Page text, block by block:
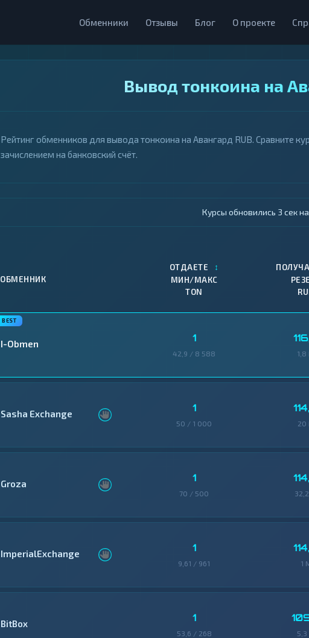
Обменники Отзывы Блог О проекте
Вывод тонкоина на
Рейтинг обменников для вывода тонкоина на Авангард RUB. Сравните
зачислением на банковский счёт.
Курсы обновились 4 сек
ОБМЕННИК
ОТДАЕТЕ ↕
МИН/МАКС
TON
I-Obmen 1
42,9 / 8 588 1,8
Sasha Exchange 1
50 / 1 000 20
Groza 1
70 / 500
ImperialExchange 1
9,61 / 961 1
BitBox 1
53,6 / 268 5,3